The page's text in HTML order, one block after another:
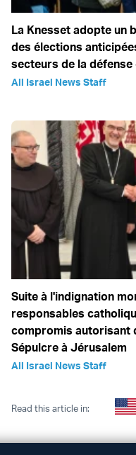
La Knesset adopte un
des élections
secteurs de la
All Israel News Staff
Suite à l'indignation
responsables
compromis autorisant
Sépulcre à Jérusalem
All Israel News Staff
Read this article in: